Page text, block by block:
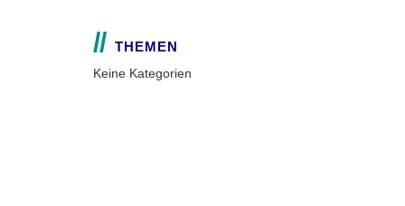
THEMEN
Keine Kategorien